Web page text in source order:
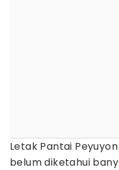
Letak Pantai
belum diketahui